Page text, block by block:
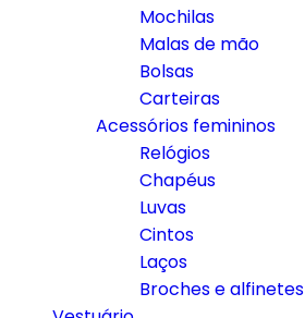
Mochilas
Malas de mão
Bolsas
Carteiras
Acessórios femininos
Relógios
Chapéus
Luvas
Cintos
Laços
Broches e alfinetes